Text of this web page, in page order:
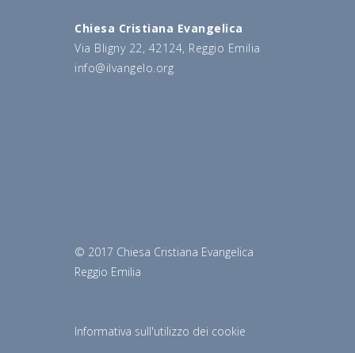
Chiesa Cristiana Evangelica
Via Bligny 22, 42124, Reggio Emilia
info@ilvangelo.org
© 2017 Chiesa Cristiana Evangelica
Reggio Emilia
Informativa sull'utilizzo dei cookie